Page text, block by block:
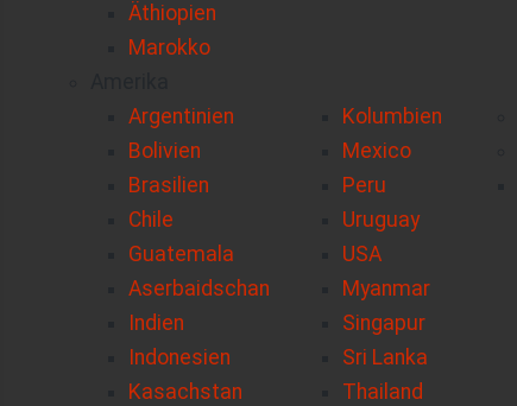
Äthiopien
Marokko
Argentinien
Bolivien
Brasilien
Chile
Guatemala
Kolumbien
Mexico
Peru
Uruguay
USA
Aserbaidschan
Indien
Indonesien
Kasachstan
Myanmar
Singapur
Sri Lanka
Thailand